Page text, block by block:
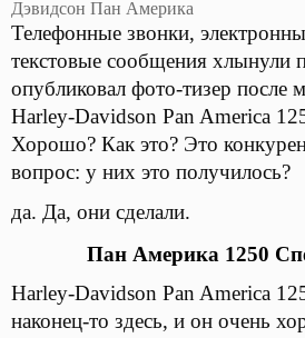
Телефонные звонки,
текстовые сообщения хлынули
опубликовал фото-тизер после
Harley-Davidson Pan America
Хорошо? Как это? Это
вопрос: у них это получилось?
да. Да, они сделали.
Пан Америка 1250
Harley-Davidson Pan America
наконец-то здесь, и он очень